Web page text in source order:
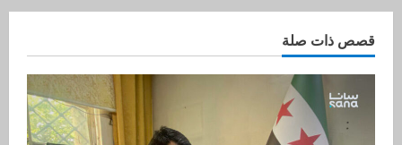
قصص ذات صلة